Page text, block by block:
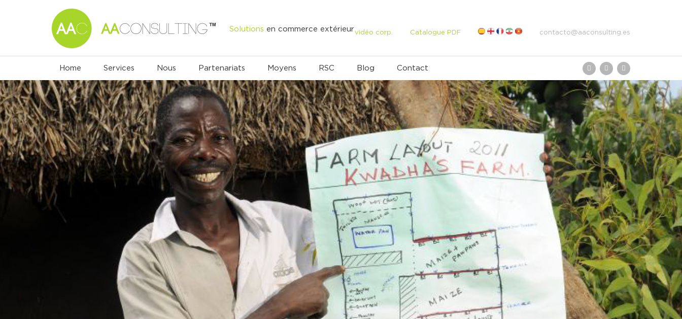
Solutions en commerce extérieurvidéo corp. Catalogue PDF contacto@aaconsulting.es
Home Services Nous Partenariats Moyens RSC Blog Contact